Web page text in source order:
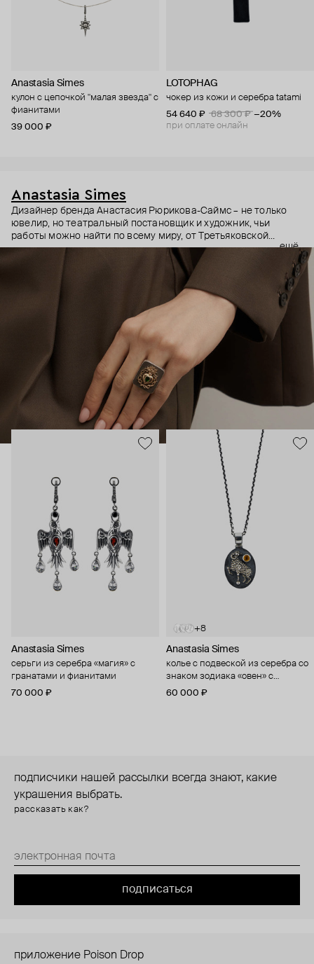
Anastasia Simes
кулон с цепочкой "малая звезда" с
фианитами
39 000 ₽
LOTOPHAG
чокер из кожи и серебра tatami
54 640 ₽
68 300 ₽ −20%
при оплате онлайн
Anastasia Simes
Дизайнер бренда Анастасия Рюрикова-Саймс – не только
ювелир, но театральный постановщик и художник, чьи
работы можно найти по всему миру, от Третьяковской
галереи до выставок в США и Гонконге. Она вдохновляется
разными культурами, эпохами и символами. Причем
символы – неочевидные: например, кулоны с руками, чье
положение на жестовом языке означает «я тебя люблю» или
В этих украшениях много магии: здесь и знаки из
европейской геральдики вроде пылающих сердец, и
животные – каждое символизирует определенное умение и
силу. Философия дизайнера – в том, что украшения могут
быть не просто аксессуаром, но оберегом и талисманом.
ещё
Anastasia Simes
серьги из серебра «магия» с
гранатами и фианитами
70 000 ₽
+8
Anastasia Simes
колье с подвеской из серебра со
знаком зодиака «овен» с
цитрином и фианитами
60 000 ₽
подписчики нашей рассылки всегда знают, какие
украшения выбрать.
рассказать как?
подписаться
приложение Poison Drop